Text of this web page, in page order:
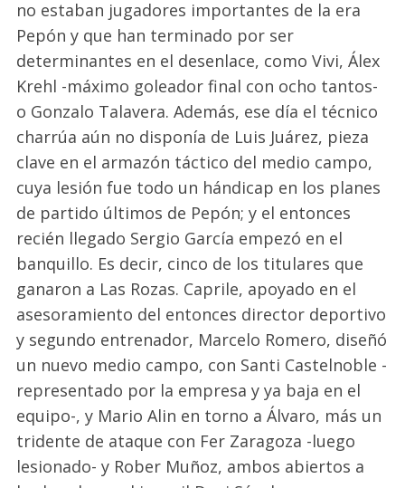
no estaban jugadores importantes de la era
Pepón y que han terminado por ser
determinantes en el desenlace, como Vivi, Álex
Krehl -máximo goleador final con ocho tantos-
o Gonzalo Talavera. Además, ese día el técnico
charrúa aún no disponía de Luis Juárez, pieza
clave en el armazón táctico del medio campo,
cuya lesión fue todo un hándicap en los planes
de partido últimos de Pepón; y el entonces
recién llegado Sergio García empezó en el
banquillo. Es decir, cinco de los titulares que
ganaron a Las Rozas. Caprile, apoyado en el
asesoramiento del entonces director deportivo
y segundo entrenador, Marcelo Romero, diseñó
un nuevo medio campo, con Santi Castelnoble -
representado por la empresa y ya baja en el
equipo-, y Mario Alin en torno a Álvaro, más un
tridente de ataque con Fer Zaragoza -luego
lesionado- y Rober Muñoz, ambos abiertos a